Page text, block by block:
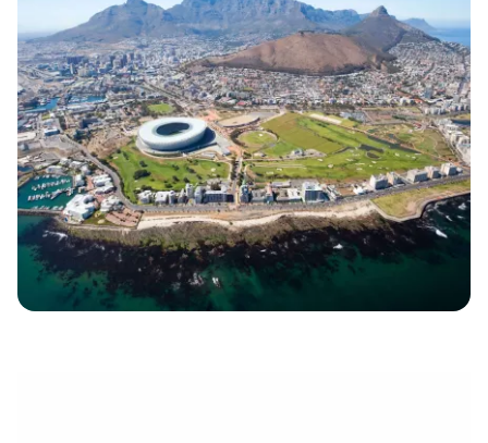
Poursuivre avec le courrier
électronique